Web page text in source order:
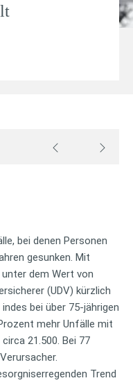
bei denen Personen
gesunken. Mit
dem Wert von
(UDV) kürzlich
bei über 75-jährigen
mehr Unfälle mit
21.500. Bei 77
Trend